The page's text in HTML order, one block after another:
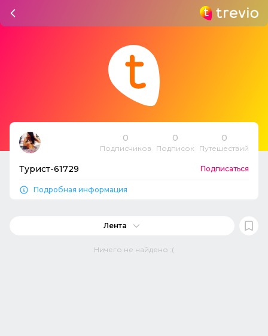
0
Подписчиков
0
Подписок
0
Путешествий
Турист-61729 Подписаться
Подробная информация
Лента
Ничего не найдено :(